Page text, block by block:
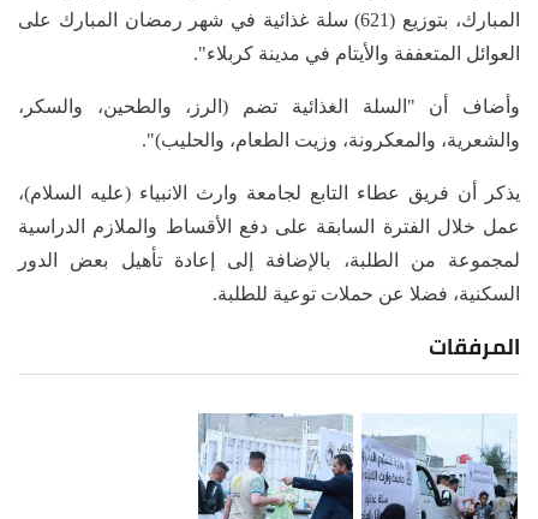
المبارك، بتوزيع (621) سلة غذائية في شهر رمضان المبارك على
العوائل المتعففة والأيتام في مدينة كربلاء".
وأضاف أن "السلة الغذائية تضم (الرز، والطحين، والسكر،
والشعرية، والمعكرونة، وزيت الطعام، والحليب)".
يذكر أن فريق عطاء التابع لجامعة وارث الانبياء (عليه السلام)،
عمل خلال الفترة السابقة على دفع الأقساط والملازم الدراسية
لمجموعة من الطلبة، بالإضافة إلى إعادة تأهيل بعض الدور
السكنية، فضلا عن حملات توعية للطلبة.
المرفقات